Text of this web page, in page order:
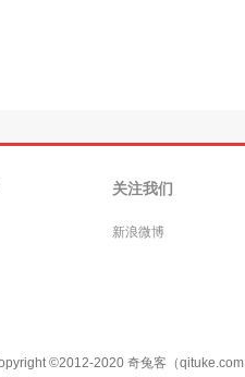
关注我们
新浪微博
©2012-2020 奇兔客（